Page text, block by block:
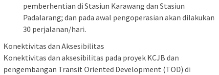
pemberhentian di Stasiun Karawang dan Stasiun
Padalarang; dan pada awal pengoperasian akan dilakukan
30 perjalanan/hari.
Konektivitas dan Aksesibilitas
Konektivitas dan aksesibilitas pada proyek KCJB dan
pengembangan Transit Oriented Development (TOD) di